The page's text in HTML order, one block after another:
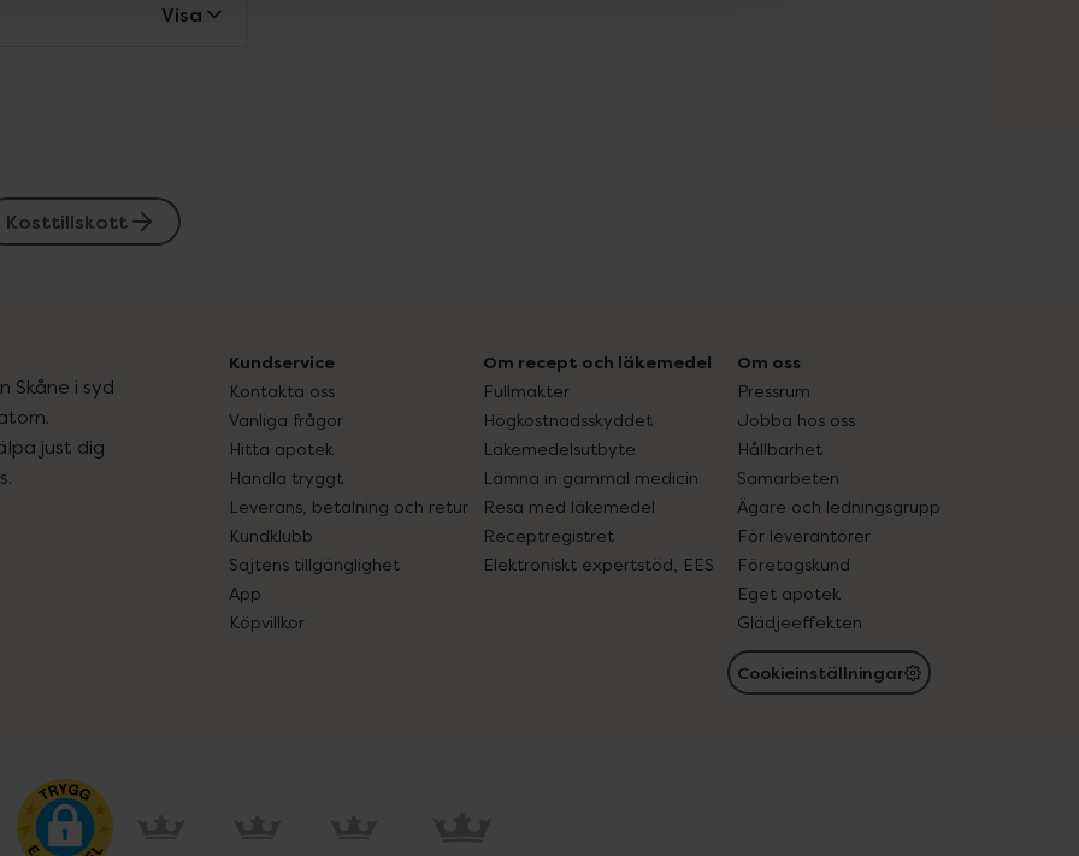
Visa
Kosttillskott
Skåne i syd
just dig
Kundservice
Kontakta oss
Vanliga frågor
Hitta apotek
Handla tryggt
Leverans, betalning och retur
Kundklubb
Sajtens tillgänglighet
App
Köpvillkor
Om recept och läkemedel
Fullmakter
Högkostnadsskyddet
Läkemedelsutbyte
Lämna in gammal medicin
Resa med läkemedel
Receptregistret
Elektroniskt expertstöd, EES
Om oss
Pressrum
Jobba hos oss
Hållbarhet
Samarbeten
Ägare och ledningsgrupp
För leverantörer
Företagskund
Eget apotek
Glädjeeffekten
Cookieinställningar